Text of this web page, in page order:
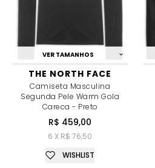
VER TAMANHOS
THE NORTH FACE
Camiseta Masculina
Segunda Pele Warm Gola
Careca - Preto
R$ 459,00
6 X R$ 76,50
WISHLIST